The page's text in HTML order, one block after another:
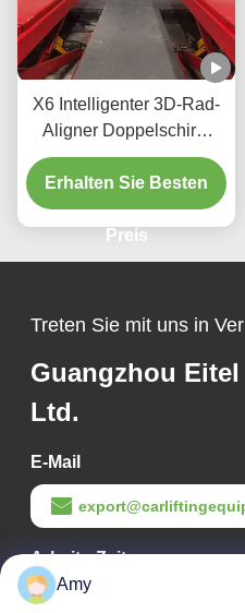
X6 Intelligenter 3D-Rad-
Aligner Doppelschirm
Echtzeit-Tracking und
hochpräzise 3D-
Bildgebung für eine
perfekte Ausrichtung
Erhalten Sie Besten
Preis
Treten Sie mit uns in
Guangzhou
Ltd.
E-Mail
Arbeits-Zeit
09:00-18:00
Amy